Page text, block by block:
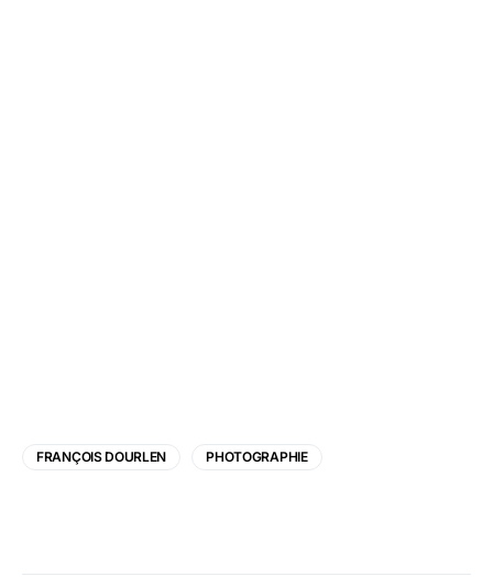
FRANÇOIS DOURLEN PHOTOGRAPHIE